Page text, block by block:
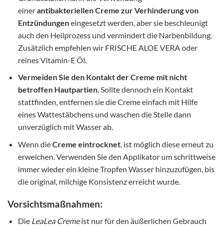
einerantibakteriellen Creme zur Verhinderung von
Entzündungeneingesetzt werden, aber sie beschleunigt
auch den Heilprozess und vermindert die Narbenbildung.
Zusätzlich empfehlen wir FRISCHE ALOE VERA oder
reines Vitamin-E Öl.
Vermeiden Sie den Kontakt der Creme mit nicht
betroffen Hautpartien. Sollte dennoch ein Kontakt
stattfinden, entfernen sie die Creme einfach mit Hilfe
eines Wattestäbchens und waschen die Stelle dann
unverzüglich mit Wasser ab.
Wenn dieCreme eintrocknet, ist möglich diese erneut zu
erweichen. Verwenden Sie den Applikator um schrittweise
immer wieder ein kleine Tropfen Wasser hinzuzufügen, bis
die original, milchige Konsistenz erreicht wurde.
Vorsichtsmaßnahmen:
Die LeaLea Cremeist nur für den äußerlichen Gebrauch